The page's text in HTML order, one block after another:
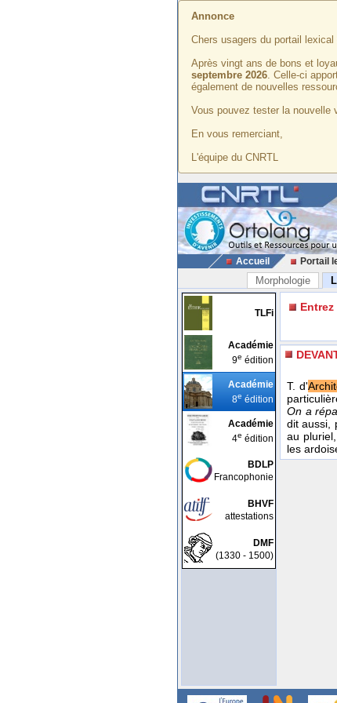
Annonce
Chers usagers du portail lexical
Après vingt ans de bons et
septembre 2026. Celle-ci
également de nouvelles
Vous pouvez tester la nouvelle
En vous remerciant,
L'équipe du CNRTL
Accueil Portail
Morphologie
TLFi
Académie
9e édition
Académie
8e édition
Académie
4e édition
BDLP
Francophonie
BHVF
attestations
DMF
(1330 - 1500)
T. d'
On a
dit aussi,
au
les